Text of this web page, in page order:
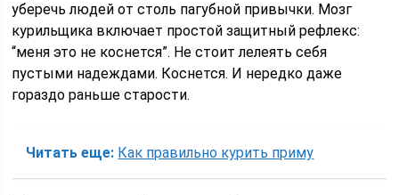
уберечь людей от столь пагубной привычки. Мозг
курильщика включает простой защитный рефлекс:
“меня это не коснется”. Не стоит лелеять себя
пустыми надеждами. Коснется. И нередко даже
гораздо раньше старости.
Читать еще: Как правильно курить приму